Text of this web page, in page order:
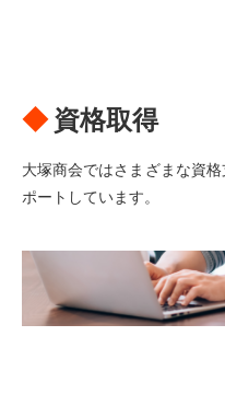
資格取得
大塚商会ではさまざまな資
ポートしています。